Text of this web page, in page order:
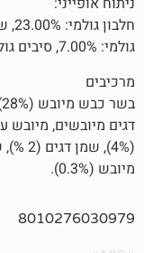
דגים